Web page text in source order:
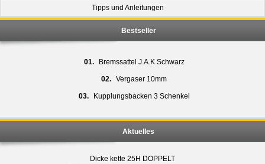
Tipps und Anleitungen
Bestseller
01. Bremssattel J.A.K Schwarz
02. Vergaser 10mm
03. Kupplungsbacken 3 Schenkel
Aktuelles
Dicke kette 25H DOPPELT